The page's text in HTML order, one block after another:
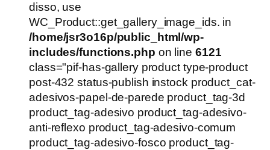
disso, use
WC_Product::get_gallery_image_ids. in
/home/jsr3o16p/public_html/wp-
includes/functions.php on line 6121
class="pif-has-gallery product type-product
post-432 status-publish instock product_cat-
adesivos-papel-de-parede product_tag-3d
product_tag-adesivo product_tag-adesivo-
anti-reflexo product_tag-adesivo-comum
product_tag-adesivo-fosco product_tag-